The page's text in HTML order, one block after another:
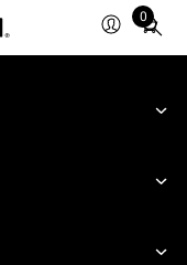
0
Total
items
cart: